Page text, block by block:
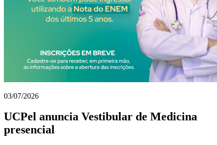
03/07/2026
UCPel anuncia Vestibular de Medicina
presencial